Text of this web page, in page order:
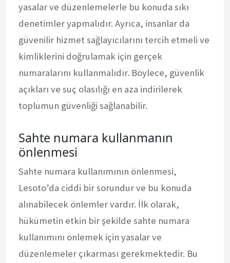
yasalar ve düzenlemelerle bu konuda sıkı
denetimler yapmalıdır. Ayrıca, insanlar da
güvenilir hizmet sağlayıcılarını tercih etmeli ve
kimliklerini doğrulamak için gerçek
numaralarını kullanmalıdır. Böylece, güvenlik
açıkları ve suç olasılığı en aza indirilerek
toplumun güvenliği sağlanabilir.
Sahte numara kullanmanın
önlenmesi
Sahte numara kullanımının önlenmesi,
Lesoto’da ciddi bir sorundur ve bu konuda
alınabilecek önlemler vardır. İlk olarak,
hükümetin etkin bir şekilde sahte numara
kullanımını önlemek için yasalar ve
düzenlemeler çıkarması gerekmektedir. Bu